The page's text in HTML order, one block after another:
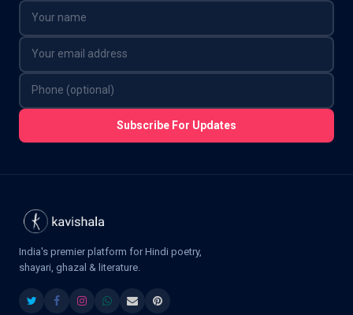
Subscribe For Updates
India's premier platform for Hindi poetry,
shayari, ghazal & literature.